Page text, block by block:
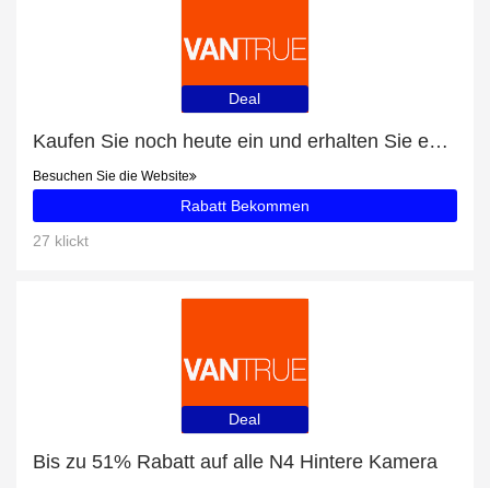
Deal
Kaufen Sie noch heute ein und erhalten Sie exklusive Angebote
Besuchen Sie die Website
Rabatt Bekommen
27 klickt
Deal
Bis zu 51% Rabatt auf alle N4 Hintere Kamera